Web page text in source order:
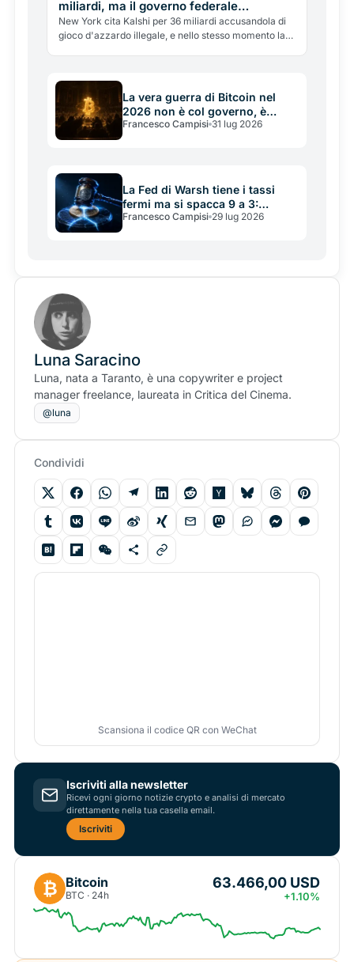
miliardi, ma il governo federale
interviene per fermarla
New York cita Kalshi per 36 miliardi accusandola di
gioco d'azzardo illegale, e nello stesso momento la
La vera guerra di Bitcoin nel
2026 non è col governo, è
civile: Saylor dichiara le sue
Francesco Campisi 31 lug 2026
La Fed di Warsh tiene i tassi
fermi ma si spacca 9 a 3:
perché per le crypto il sollievo
Francesco Campisi 29 lug 2026
Luna Saracino
Luna, nata a Taranto, è una copywriter e project
manager freelance, laureata in Critica del Cinema.
@luna
Condividi
Scansiona il codice QR con WeChat
Iscriviti alla newsletter
Ricevi ogni giorno notizie crypto e analisi di mercato
direttamente nella tua casella email.
Iscriviti
₿ Bitcoin
BTC · 24h
63.466,00 USD
+1.10%